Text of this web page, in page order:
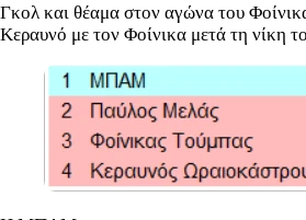
Γκολ και θέαμα στον αγώνα του
Κεραυνό με τον Φοίνικα μετά τη νίκη